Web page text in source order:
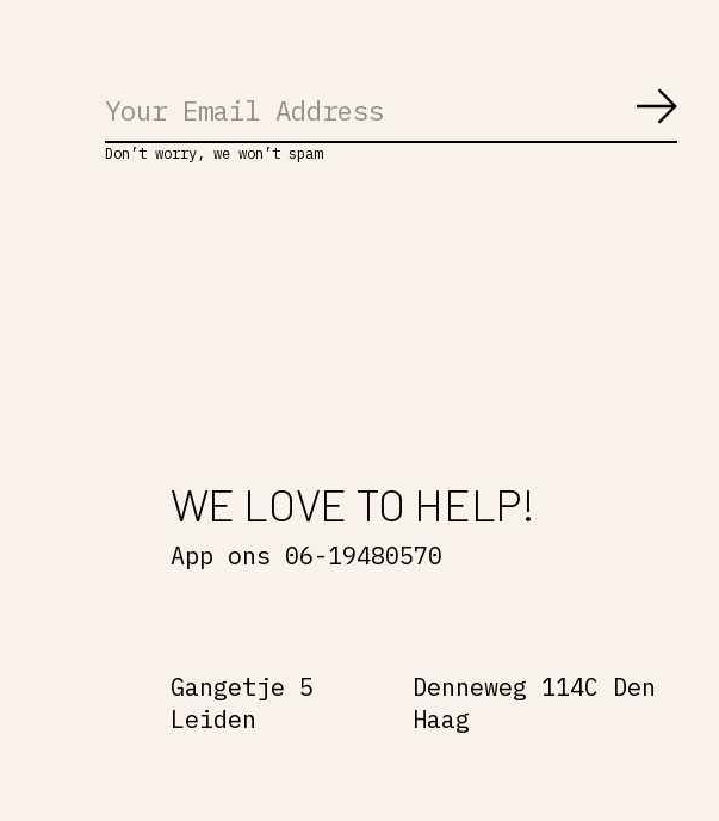
Don’t worry, we won’t spam
WE LOVE TO HELP!
App ons 06-19480570
Gangetje 5
Leiden
Denneweg 114C Den
Haag